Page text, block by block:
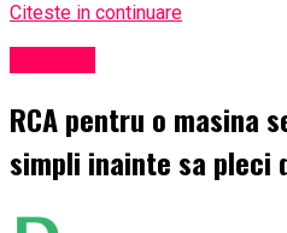
Citeste in continuare
RCA pentru o masina
simpli inainte sa pleci